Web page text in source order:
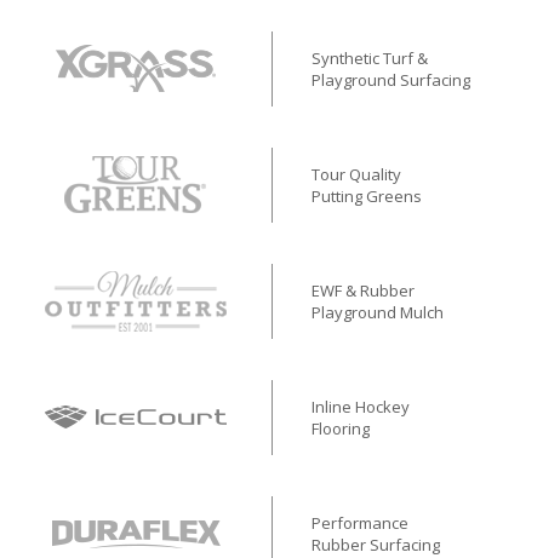
Synthetic Turf &
Playground Surfacing
Tour Quality
Putting Greens
EWF & Rubber
Playground Mulch
Inline Hockey
Flooring
Performance
Rubber Surfacing